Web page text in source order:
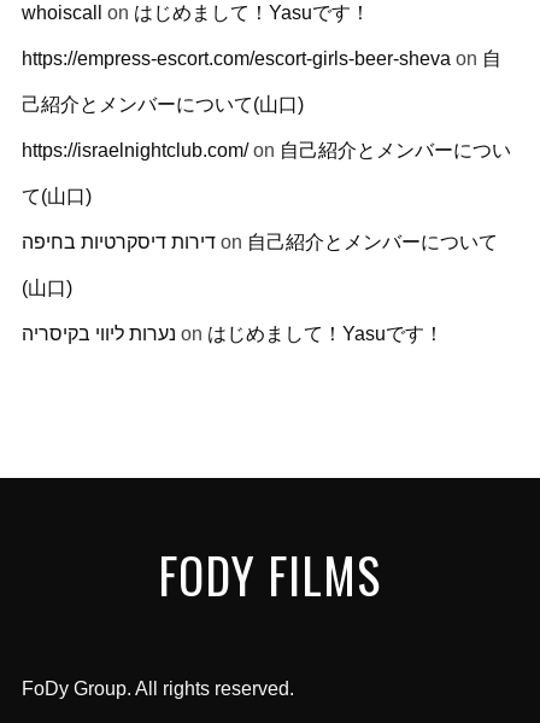
whoiscall on はじめまして！Yasuです！
https://empress-escort.com/escort-girls-beer-sheva on 自
己紹介とメンバーについて(山口)
https://israelnightclub.com/on 自己紹介とメンバーについ
て(山口)
דירות דיסקרטיות בחיפהon 自己紹介とメンバーについて
(山口)
נערות ליווי בקיסריה on はじめまして！Yasuです！
FODY FILMS
FoDy Group. All rights reserved.